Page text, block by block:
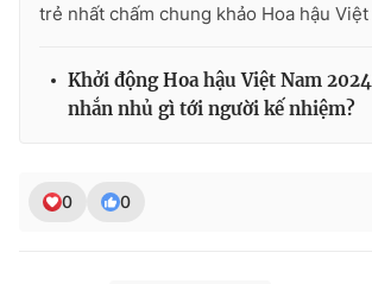
trẻ nhất chấm chung khảo Hoa hậu
Khởi động Hoa hậu Việt Nam
nhắn nhủ gì tới người kế nhiệm?
0 0